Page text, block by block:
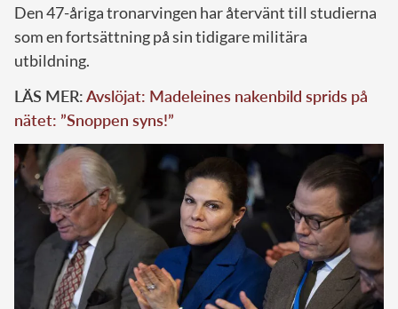
Den 47-åriga tronarvingen har återvänt till studierna
som en fortsättning på sin tidigare militära
utbildning.
LÄS MER:Avslöjat: Madeleines nakenbild sprids på
nätet: ”Snoppen syns!”